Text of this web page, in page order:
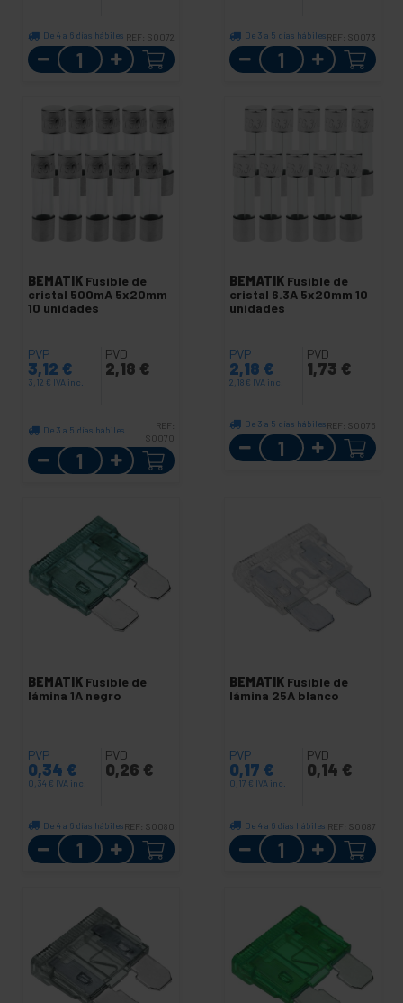
De 4 a 6 días hábiles REF: SO072
Cantidad
De 3 a 5 días hábilesREF: SO073
Cantidad
BEMATIK Fusible de
cristal 500mA 5x20mm
10 unidades
PVP
3,12 €
3,12 € IVA inc.
PVD
2,18 €
De 3 a 5 días hábiles
REF:
SO070
Cantidad
BEMATIK Fusible de
cristal 6.3A 5x20mm 10
unidades
PVP
2,18 €
2,18 € IVA inc.
PVD
1,73 €
De 3 a 5 días hábilesREF: SO075
Cantidad
BEMATIK Fusible de
lámina 1A negro
PVP
0,34 €
0,34 € IVA inc.
PVD
0,26 €
De 4 a 6 días hábilesREF: SO080
Cantidad
BEMATIK Fusible de
lámina 25A blanco
PVP
0,17 €
0,17 € IVA inc.
PVD
0,14 €
De 4 a 6 días hábiles REF: SO087
Cantidad